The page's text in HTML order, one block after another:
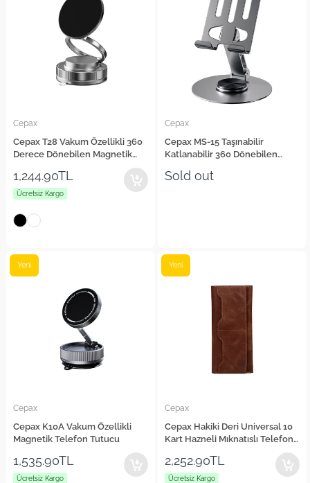
Cepax
Cepax T28 Vakum Özellikli 360
Derece Dönebilen Magnetik
1,244.90TL
Ücretsiz Kargo
Cepax
Cepax MS-15 Taşınabilir
Katlanabilir 360 Dönebilen
ve Tablet Standı
Sold out
Cepax
Cepax K10A Vakum Özellikli
Magnetik Telefon Tutucu
Yeni
1,535.90TL
Ücretsiz Kargo
Cepax
Cepax Hakiki Deri Universal 10
Kart Hazneli Mıknatıslı Telefon
Yeni
2,252.90TL
Ücretsiz Kargo